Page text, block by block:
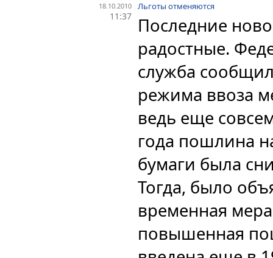
18.10.2010
11:37
Льготы отменяются
Последние
радостные.
служба
режима ввоза
ведь еще
года пошлина
бумаги была
Тогда, было
временная
повышенная